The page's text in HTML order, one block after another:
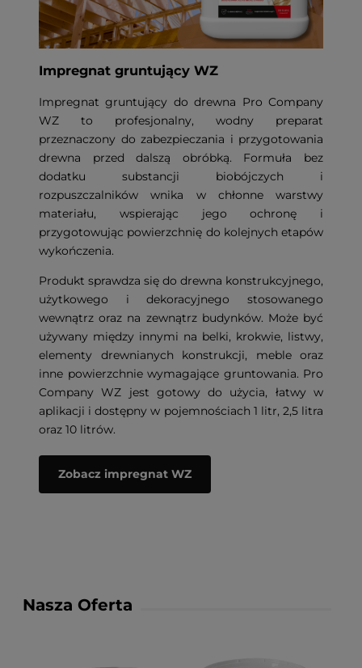
Impregnat gruntujący WZ
Impregnat gruntujący do drewna Pro Company
WZ to profesjonalny, wodny preparat
przeznaczony do zabezpieczania i przygotowania
drewna przed dalszą obróbką. Formuła bez
dodatku substancji biobójczych i
rozpuszczalników wnika w chłonne warstwy
materiału, wspierając jego ochronę i
przygotowując powierzchnię do kolejnych etapów
wykończenia.
Produkt sprawdza się do drewna konstrukcyjnego,
użytkowego i dekoracyjnego stosowanego
wewnątrz oraz na zewnątrz budynków. Może być
używany między innymi na belki, krokwie, listwy,
elementy drewnianych konstrukcji, meble oraz
inne powierzchnie wymagające gruntowania. Pro
Company WZ jest gotowy do użycia, łatwy w
aplikacji i dostępny w pojemnościach 1 litr, 2,5 litra
oraz 10 litrów.
Zobacz impregnat WZ
Nasza Oferta